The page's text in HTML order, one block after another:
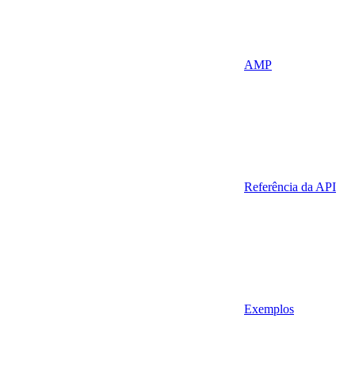
AMP
Referência da API
Exemplos